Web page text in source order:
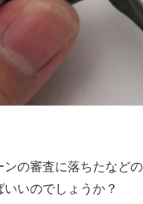
ンの審査に落ちたなど
いいのでしょうか？